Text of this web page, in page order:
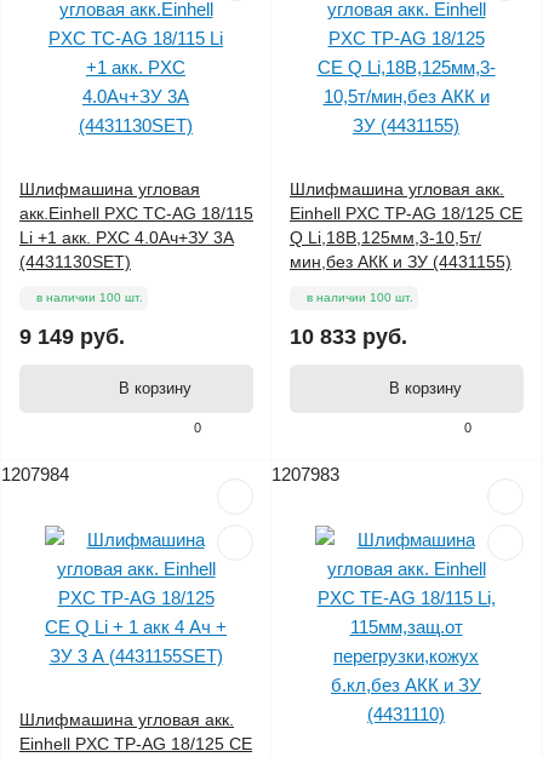
0
Шлифмашина угловая
акк.Einhell PXC TC-AG 18/115
Li +1 акк. PXC 4.0Ач+ЗУ 3А
(4431130SET)
в наличии 100 шт.
9 149 руб.
В корзину
0
Шлифмашина угловая акк.
Einhell PXC TP-AG 18/125 CE
Q Li,18В,125мм,3-10,5т/
мин,без АКК и ЗУ (4431155)
в наличии 100 шт.
10 833 руб.
В корзину
1207984
Шлифмашина угловая акк.
Einhell PXC TP-AG 18/125 CE
1207983